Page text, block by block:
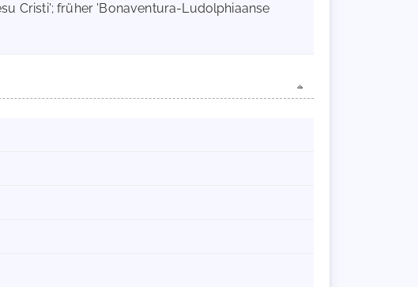
Cristi'; früher 'Bonaventura-Ludolphiaanse